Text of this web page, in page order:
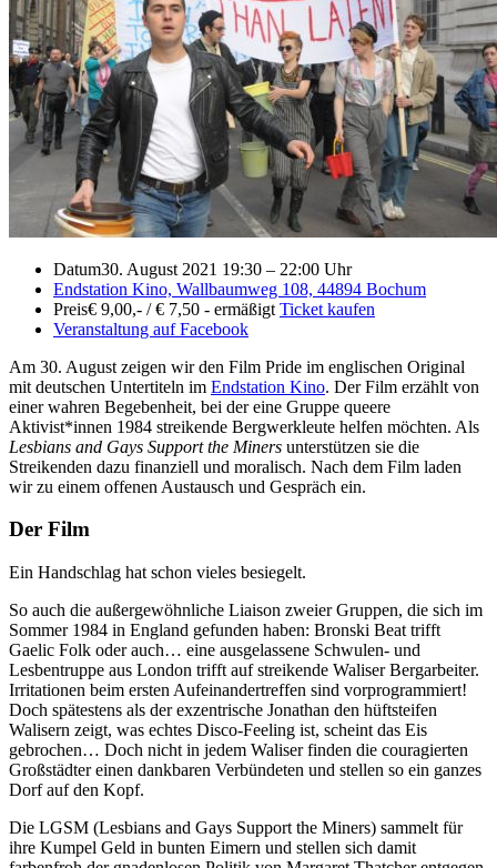
Datum30. August 2021 19:30 – 22:00 Uhr
Endstation Kino, Wallbaumweg 108, 44894 Bochum
Preis€ 9,00,- / € 7,50 - ermäßigt Ticket kaufen
Veranstaltung auf Facebook
Am 30. August zeigen wir den Film Pride im englischen Original
mit deutschen Untertiteln im Endstation Kino. Der Film erzählt von
einer wahren Begebenheit, bei der eine Gruppe queere
Aktivist*innen 1984 streikende Bergwerkleute helfen möchten. Als
Lesbians and Gays Support the Miners unterstützen sie die
Streikenden dazu finanziell und moralisch. Nach dem Film laden
wir zu einem offenen Austausch und Gespräch ein.
Der Film
Ein Handschlag hat schon vieles besiegelt.
So auch die außergewöhnliche Liaison zweier Gruppen, die sich im
Sommer 1984 in England gefunden haben: Bronski Beat trifft
Gaelic Folk oder auch… eine ausgelassene Schwulen- und
Lesbentruppe aus London trifft auf streikende Waliser Bergarbeiter.
Irritationen beim ersten Aufeinandertreffen sind vorprogrammiert!
Doch spätestens als der exzentrische Jonathan den hüftsteifen
Walisern zeigt, was echtes Disco-Feeling ist, scheint das Eis
gebrochen… Doch nicht in jedem Waliser finden die couragierten
Großstädter einen dankbaren Verbündeten und stellen so ein ganzes
Dorf auf den Kopf.
Die LGSM (Lesbians and Gays Support the Miners) sammelt für
ihre Kumpel Geld in bunten Eimern und stellen sich damit